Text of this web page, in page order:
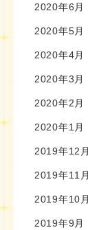
2020年6月
2020年5月
2020年4月
2020年3月
2020年2月
2020年1月
2019年12月
2019年11月
2019年10月
2019年9月